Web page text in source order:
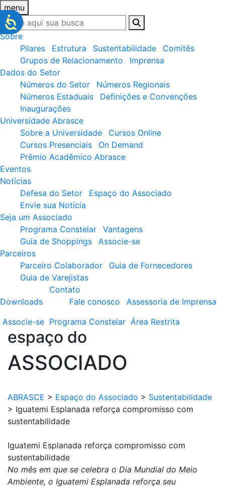
menu
Sobre
Pilares
Estrutura Sustentabilidade
Comitês
Grupos de Relacionamento
Imprensa
Dados do Setor
Números do Setor
Números Regionais
Números Estaduais
Definições e Convenções
Inaugurações
Universidade Abrasce
Sobre a Universidade
Cursos Online
Cursos Presenciais
On Demand
Prêmio Acadêmico Abrasce
Eventos
Notícias
Defesa do Setor
Espaço do Associado
Envie sua Notícia
Seja um Associado
Programa Constelar
Vantagens
Guia de Shoppings
Associe-se
Parceiros
Parceiro Colaborador
Guia de Fornecedores
Guia de Varejistas
Downloads
Contato
Fale conosco
Assessoria de Imprensa
Associe-se Programa Constelar Área Restrita
espaço do
ASSOCIADO
ABRASCE > Espaço do Associado > Sustentabilidade
> Iguatemi Esplanada reforça compromisso com
sustentabilidade
Iguatemi Esplanada reforça compromisso com
sustentabilidade
No mês em que se celebra o Dia Mundial do Meio
Ambiente, o Iguatemi Esplanada reforça seu